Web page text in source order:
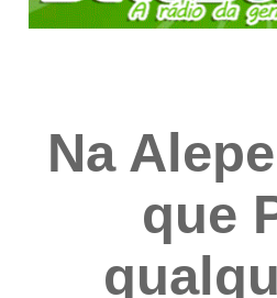
Na
que